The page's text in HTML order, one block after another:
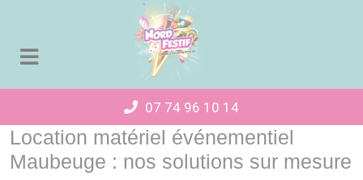
07 74 96 10 14
Location matériel événementiel
Maubeuge : nos solutions sur mesure
Panneau de gestion des cookies